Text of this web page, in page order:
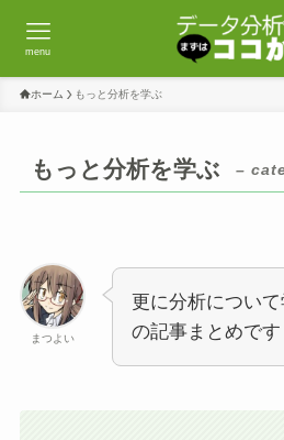
menu
ホーム もっと分析を学ぶ
もっと分析を学ぶ –
まつよい
更に分析につい
の記事まとめです